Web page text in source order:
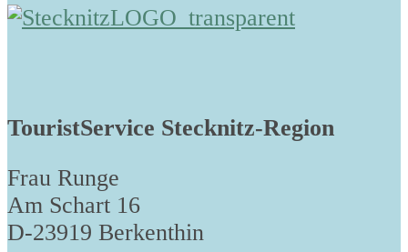
TouristService Stecknitz-Region
Frau Runge
Am Schart 16
D-23919 Berkenthin